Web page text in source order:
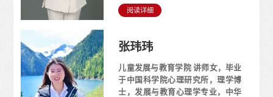
阅读详细
张玮玮
儿童发展与教育学院 讲师女，毕业
于中国科学院心理研究所，理学博
士，发展与教育心理学专业，中华